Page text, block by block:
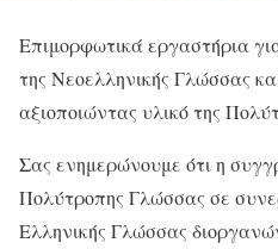
Επιμορφωτικά εργαστήρια
της Νεοελληνικής Γλώσσας
αξιοποιώντας υλικό της
Σας ενημερώνουμε ότι η
Πολύτροπης Γλώσσας σε
Ελληνικής Γλώσσας